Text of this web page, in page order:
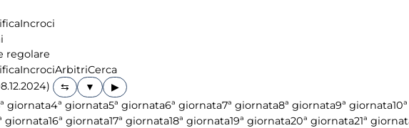
Incroci
regolare
IncrociArbitriCerca
▶
giornata4ª giornata5ª giornata6ª giornata7ª giornata8ª giornata9ª giornata
giornata16ª giornata17ª giornata18ª giornata19ª giornata20ª giornata21ª